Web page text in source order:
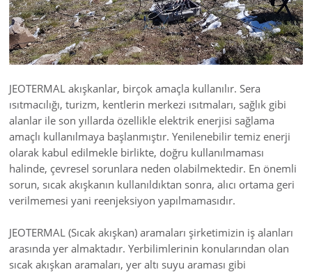
JEOTERMAL akışkanlar, birçok amaçla kullanılır. Sera
ısıtmacılığı, turizm, kentlerin merkezi ısıtmaları, sağlık gibi
alanlar ile son yıllarda özellikle elektrik enerjisi sağlama
amaçlı kullanılmaya başlanmıştır. Yenilenebilir temiz enerji
olarak kabul edilmekle birlikte, doğru kullanılmaması
halinde, çevresel sorunlara neden olabilmektedir. En önemli
sorun, sıcak akışkanın kullanıldıktan sonra, alıcı ortama geri
verilmemesi yani reenjeksiyon yapılmamasıdır.
JEOTERMAL (Sıcak akışkan) aramaları şirketimizin iş alanları
arasında yer almaktadır. Yerbilimlerinin konularından olan
sıcak akışkan aramaları, yer altı suyu araması gibi